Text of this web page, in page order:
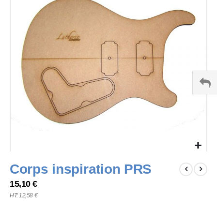
images
gallery
to
beginning
of
Corps inspiration PRS
15,10 €
12,58 €